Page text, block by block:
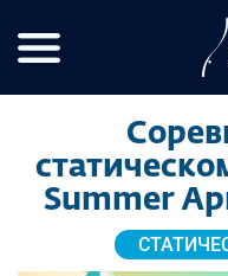
Summer